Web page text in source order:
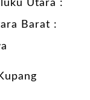
Utara :
Barat :